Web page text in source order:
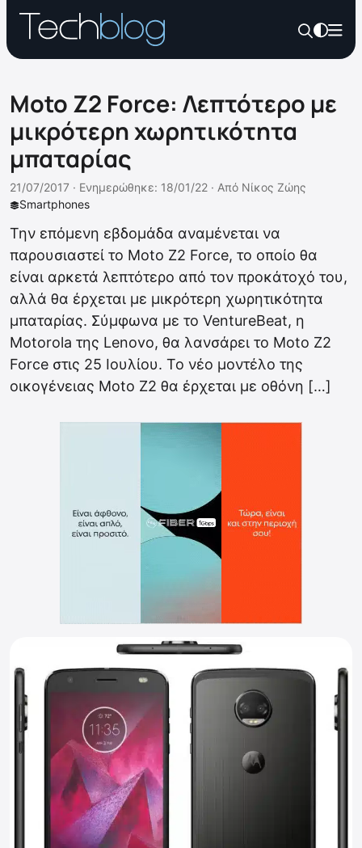
Moto Z2 Force: Λεπτότερο με
μικρότερη χωρητικότητα
μπαταρίας
Smartphones
21/07/2017 · Ενημερώθηκε: 18/01/22 · Από Νίκος Ζώης
Την επόμενη εβδομάδα αναμένεται να
παρουσιαστεί το Moto Z2 Force, το οποίο θα
είναι αρκετά λεπτότερο από τον προκάτοχό του,
αλλά θα έρχεται με μικρότερη χωρητικότητα
μπαταρίας. Σύμφωνα με το VentureBeat, η
Motorola της Lenovo, θα λανσάρει το Moto Z2
Force στις 25 Ιουλίου. Το νέο μοντέλο της
οικογένειας Moto Z2 θα έρχεται με οθόνη […]